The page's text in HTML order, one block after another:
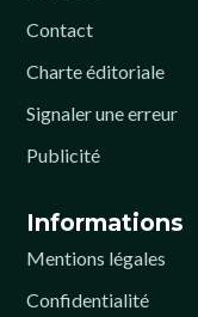
Contact
Charte éditoriale
Signaler une erreur
Publicité
Informations
Mentions légales
Confidentialité